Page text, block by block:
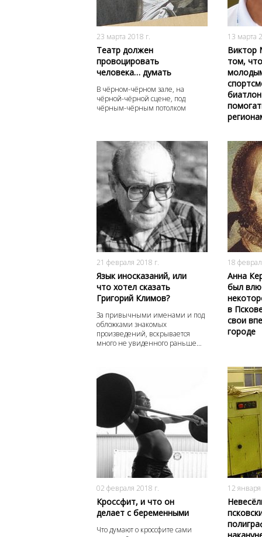
23 марта 2018 г.
Театр должен
провоцировать
человека… думать
В чёрном-чёрном зале, на
чёрной-чёрной сцене, под
чёрным-чёрным потолком
3515
13 марта
Виктор
том,
21 февраля 2018 г.
Язык иносказаний, или
что хотел сказать
Григорий Климов?
За привычными именами и под
обложками знакомых
произведений, вскрывается
много не увиденного раньше…
5272
0
18
Анна
был
в
свои
городе
02 февраля 2018 г.
Кроссфит, и что он
делает с беременными
Что думают о кроссфите сами
5519
12